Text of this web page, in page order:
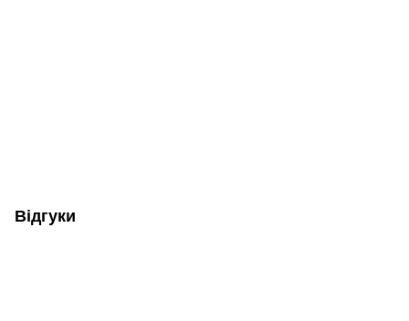
Відгуки